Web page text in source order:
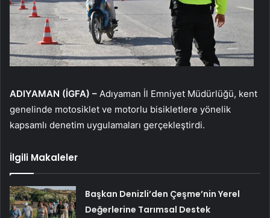
ADIYAMAN (İGFA) – Adıyaman İl Emniyet Müdürlüğü, kent
genelinde motosiklet ve motorlu bisikletlere yönelik
kapsamlı denetim uygulamaları gerçekleştirdi.
İlgili Makaleler
Başkan Denizli’den Çeşme’nin Yerel
Değerlerine Tarımsal Destek